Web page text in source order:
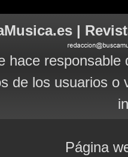
|
hace
de los usuarios
Página